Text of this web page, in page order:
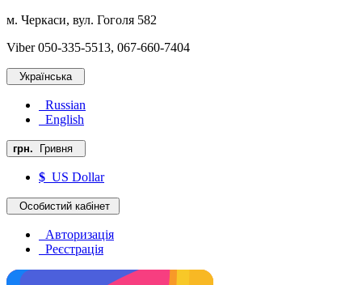
м. Черкаси, вул. Гоголя 582
Viber 050-335-5513, 067-660-7404
Українська
Russian
English
грн. Гривня
$ US Dollar
Особистий кабінет
Авторизація
Реєстрація